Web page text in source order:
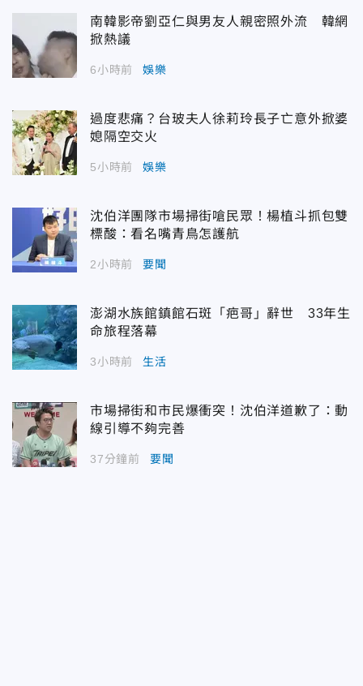
南韓影帝劉亞仁與男友人親密照外流 韓網
掀熱議
6小時前 娛樂
過度悲痛？台玻夫人徐莉玲長子亡意外掀婆
媳隔空交火
5小時前 娛樂
沈伯洋團隊市場掃街嗆民眾！楊植斗抓包雙
標酸：看名嘴青鳥怎護航
2小時前 要聞
澎湖水族館鎮館石斑「疤哥」辭世 33年生
命旅程落幕
3小時前 生活
市場掃街和市民爆衝突！沈伯洋道歉了：動
線引導不夠完善
37分鐘前 要聞